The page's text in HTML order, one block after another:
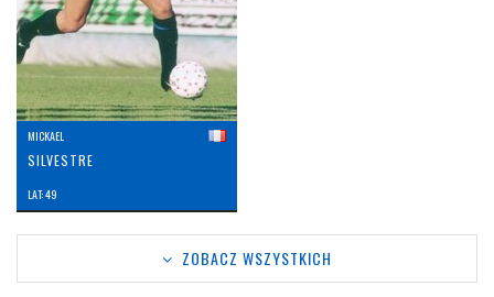
MICKAEL
SILVESTRE
LAT: 49
ZOBACZ WSZYSTKICH